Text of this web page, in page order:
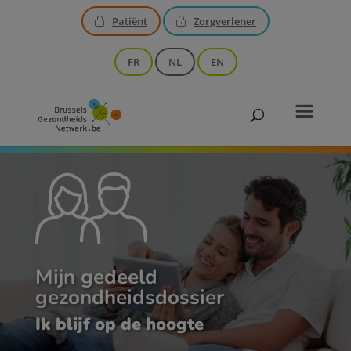
Patiënt Zorgverlener
FR NL EN
Mijn gedeeld
gezondheidsdossier
Ik blijf op de hoogte